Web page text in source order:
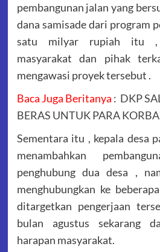
pembangunan jalan yang
dana samisade dari program
satu milyar rupiah itu ,
masyarakat dan pihak
mengawasi proyek tersebut .
Baca Juga Beritanya : DKP
BERAS UNTUK PARA
Sementara itu , kepala desa
menambahkan
penghubung dua desa ,
menghubungkan ke
ditargetkan pengerjaan
bulan agustus sekarang
harapan masyarakat.